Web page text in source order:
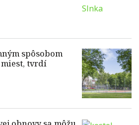
spôsobom
tvrdí